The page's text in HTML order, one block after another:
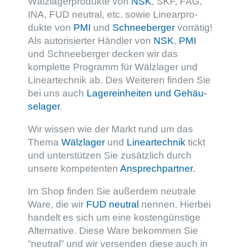
INA, FUD neutral, etc. sowie Linear­pro­
dukte von PMI und Schnee­ber­gervorrä­tig!
Als autori­sier­ter Händler von NSK, PMI
und Schnee­ber­ger decken wir das
komplette Programm für Wälzla­ger und
Linear­tech­nik ab. Des Weite­ren finden Sie
bei uns auch Lager­ein­hei­ten und Gehäu­
se­la­ger.
Wir wissen wie der Markt rund um das
Thema Wälzla­gerund Linear­tech­nik tickt
und unter­stüt­zen Sie zusätz­lich durch
unsere kompe­ten­ten Ansprech­part­ner.
Im Shop finden Sie außer­dem neutrale
Ware, die wirFUD neutral nennen. Hierbei
handelt es sich um eine kosten­güns­tige
Alter­na­tive. Diese Ware bekom­men Sie
“neutral” und wir versen­den diese auch in